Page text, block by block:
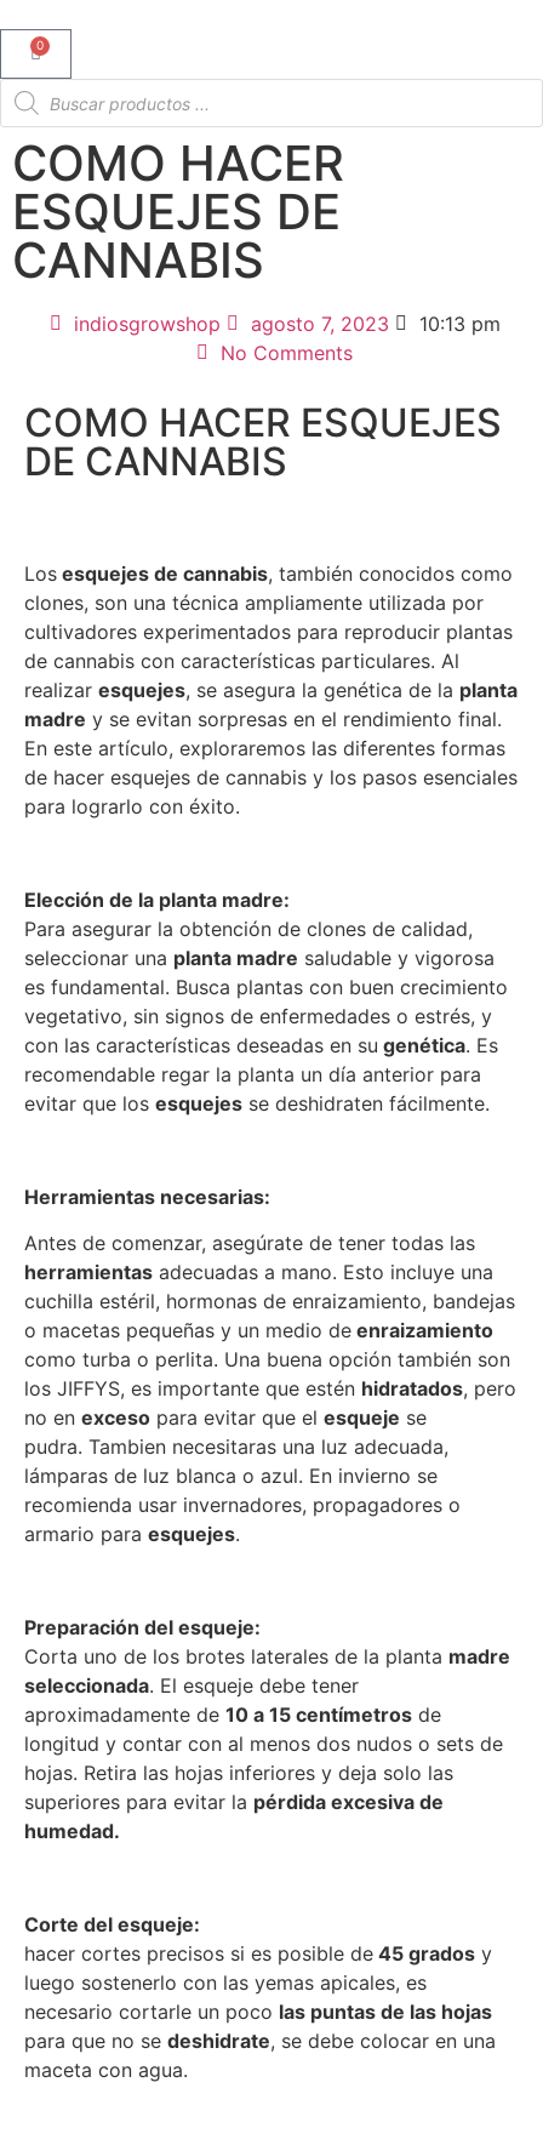
0
COMO HACER
ESQUEJES DE
CANNABIS
indiosgrowshop agosto 7, 2023
10:13 pm
No Comments
COMO HACER ESQUEJES
DE CANNABIS
Los esquejes de cannabis, también conocidos como
clones, son una técnica ampliamente utilizada por
cultivadores experimentados para reproducir plantas
de cannabis con características particulares. Al
realizar esquejes, se asegura la genética de la planta
madre y se evitan sorpresas en el rendimiento final.
En este artículo, exploraremos las diferentes formas
de hacer esquejes de cannabis y los pasos esenciales
para lograrlo con éxito.
Elección de la planta madre:
Para asegurar la obtención de clones de calidad,
seleccionar una planta madre saludable y vigorosa
es fundamental. Busca plantas con buen crecimiento
vegetativo, sin signos de enfermedades o estrés, y
con las características deseadas en su genética. Es
recomendable regar la planta un día anterior para
evitar que los esquejes se deshidraten fácilmente.
Herramientas necesarias:
Antes de comenzar, asegúrate de tener todas las
herramientas adecuadas a mano. Esto incluye una
cuchilla estéril, hormonas de enraizamiento, bandejas
o macetas pequeñas y un medio de enraizamiento
como turba o perlita. Una buena opción también son
los JIFFYS, es importante que estén hidratados, pero
no en exceso para evitar que el esqueje se
pudra. Tambien necesitaras una luz adecuada,
lámparas de luz blanca o azul. En invierno se
recomienda usar invernadores, propagadores o
armario para esquejes.
Preparación del esqueje:
Corta uno de los brotes laterales de la planta madre
seleccionada. El esqueje debe tener
aproximadamente de 10 a 15 centímetros de
longitud y contar con al menos dos nudos o sets de
hojas. Retira las hojas inferiores y deja solo las
superiores para evitar la pérdida excesiva de
humedad.
Corte del esqueje:
hacer cortes precisos si es posible de 45 grados y
luego sostenerlo con las yemas apicales, es
necesario cortarle un poco las puntas de las hojas
para que no se deshidrate, se debe colocar en una
maceta con agua.